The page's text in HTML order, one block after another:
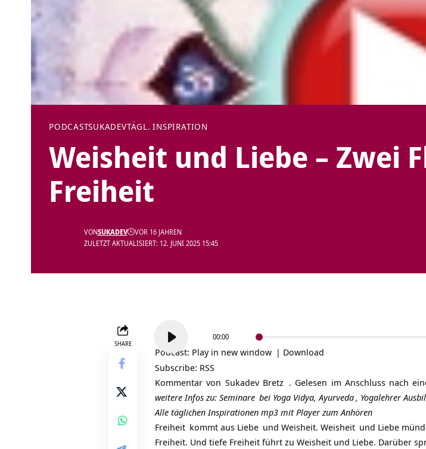
PODCASTSUKADEVTÄGL. INSPIRATION
Weisheit und Liebe – Zwei
Freiheit
ZULETZT AKTUALISIERT: 12. JUNI 2025 15:45
VONSUKADEV VOR 16 JAHREN
SHARE
Player
00:00
Podcast: Play in new window | Download
Subscribe: RSS
Kommentar von Sukadev Bretz . Gelesen im Anschluss nach
weitere Infos zu: Seminare bei Yoga Vidya,Ayurveda, Yogalehrer
Alle täglichen Inspirationen mp3 mit Player zum Anhören
Freiheit kommt aus Liebe und Weisheit. Weisheit und Liebe
Freiheit. Und tiefe Freiheit führt zu Weisheit und Liebe. Darüber